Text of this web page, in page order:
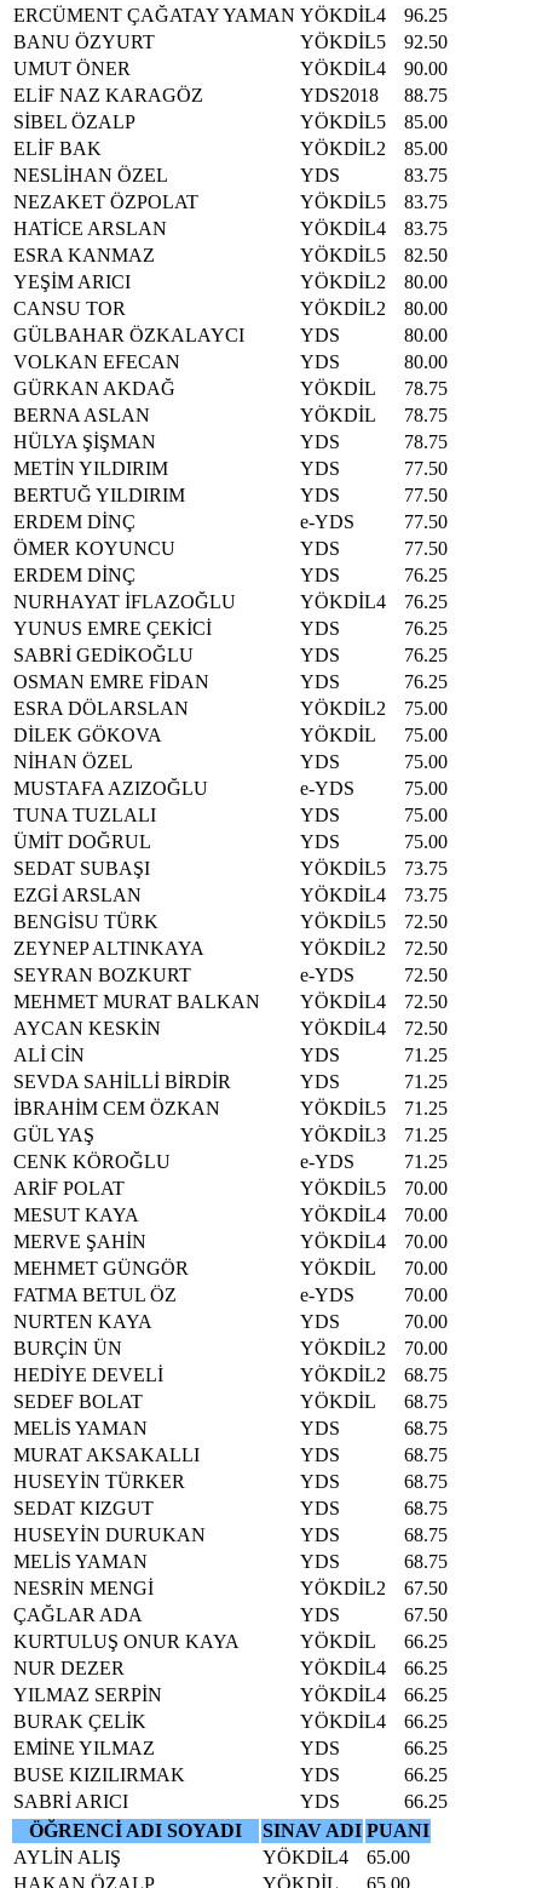
ERCÜMENT ÇAĞATAY YAMAN YÖKDİL4
96.25
BANU ÖZYURT
YÖKDİL5
92.50
UMUT ÖNER
YÖKDİL4
90.00
ELİF NAZ KARAGÖZ
YDS2018
88.75
SİBEL ÖZALP
YÖKDİL5
85.00
ELİF BAK
YÖKDİL2
85.00
NESLİHAN ÖZEL
YDS
83.75
NEZAKET ÖZPOLAT
YÖKDİL5
83.75
HATİCE ARSLAN
YÖKDİL4
83.75
ESRA KANMAZ
YÖKDİL5
82.50
YEŞİM ARICI
YÖKDİL2
80.00
CANSU TOR
YÖKDİL2
80.00
GÜLBAHAR ÖZKALAYCI
YDS
80.00
VOLKAN EFECAN
YDS
80.00
GÜRKAN AKDAĞ
YÖKDİL
78.75
BERNA ASLAN
YÖKDİL
78.75
HÜLYA ŞİŞMAN
YDS
78.75
METİN YILDIRIM
YDS
77.50
BERTUĞ YILDIRIM
YDS
77.50
ERDEM DİNÇ
e-YDS
77.50
ÖMER KOYUNCU
YDS
77.50
ERDEM DİNÇ
YDS
76.25
NURHAYAT İFLAZOĞLU
YÖKDİL4
76.25
YUNUS EMRE ÇEKİCİ
YDS
76.25
SABRİ GEDİKOĞLU
YDS
76.25
OSMAN EMRE FİDAN
YDS
76.25
ESRA DÖLARSLAN
YÖKDİL2
75.00
DİLEK GÖKOVA
YÖKDİL
75.00
NİHAN ÖZEL
YDS
75.00
MUSTAFA AZIZOĞLU
e-YDS
75.00
TUNA TUZLALI
YDS
75.00
ÜMİT DOĞRUL
YDS
75.00
SEDAT SUBAŞI
YÖKDİL5
73.75
EZGİ ARSLAN
YÖKDİL4
73.75
BENGİSU TÜRK
YÖKDİL5
72.50
ZEYNEP ALTINKAYA
YÖKDİL2
72.50
SEYRAN BOZKURT
e-YDS
72.50
MEHMET MURAT BALKAN
YÖKDİL4
72.50
AYCAN KESKİN
YÖKDİL4
72.50
ALİ CİN
YDS
71.25
SEVDA SAHİLLİ BİRDİR
YDS
71.25
İBRAHİM CEM ÖZKAN
YÖKDİL5
71.25
GÜL YAŞ
YÖKDİL3
71.25
CENK KÖROĞLU
e-YDS
71.25
ARİF POLAT
YÖKDİL5
70.00
MESUT KAYA
YÖKDİL4
70.00
MERVE ŞAHİN
YÖKDİL4
70.00
MEHMET GÜNGÖR
YÖKDİL
70.00
FATMA BETUL ÖZ
e-YDS
70.00
NURTEN KAYA
YDS
70.00
BURÇİN ÜN
YÖKDİL2
70.00
HEDİYE DEVELİ
YÖKDİL2
68.75
SEDEF BOLAT
YÖKDİL
68.75
MELİS YAMAN
YDS
68.75
MURAT AKSAKALLI
YDS
68.75
HUSEYİN TÜRKER
YDS
68.75
SEDAT KIZGUT
YDS
68.75
HUSEYİN DURUKAN
YDS
68.75
MELİS YAMAN
YDS
68.75
NESRİN MENGİ
YÖKDİL2
67.50
ÇAĞLAR ADA
YDS
67.50
KURTULUŞ ONUR KAYA
YÖKDİL
66.25
NUR DEZER
YÖKDİL4
66.25
YILMAZ SERPİN
YÖKDİL4
66.25
BURAK ÇELİK
YÖKDİL4
66.25
EMİNE YILMAZ
YDS
66.25
BUSE KIZILIRMAK
YDS
66.25
SABRİ ARICI
YDS
66.25
ÖĞRENCİ ADI SOYADI
SINAV ADI PUANI
AYLİN ALIŞ
YÖKDİL4
65.00
HAKAN ÖZALP
YÖKDİL
65.00